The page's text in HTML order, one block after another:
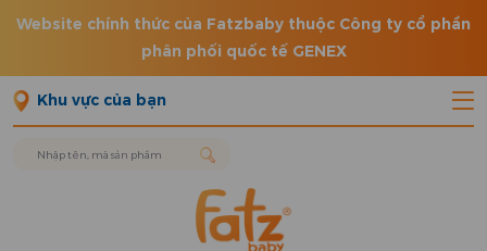
Website chính thức của Fatzbaby thuộc Công ty cổ phần
phân phối quốc tế GENEX
Khu vực của bạn